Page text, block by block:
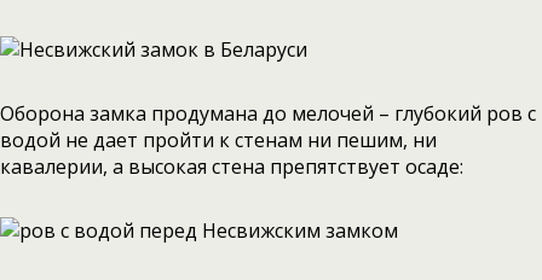
Оборона замка продумана до мелочей – глубокий ров с
водой не дает пройти к стенам ни пешим, ни
кавалерии, а высокая стена препятствует осаде: